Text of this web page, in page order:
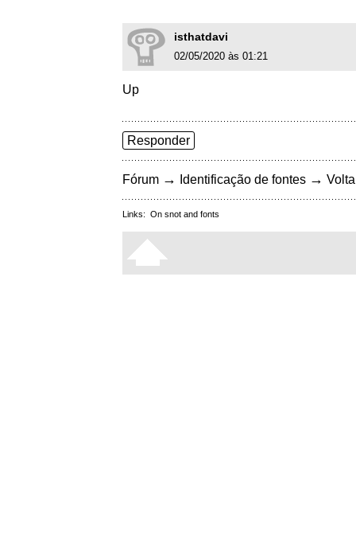
isthatdavi
02/05/2020 às 01:21
Up
Responder
Fórum → Identificação de fontes →
Links: On snot and fonts